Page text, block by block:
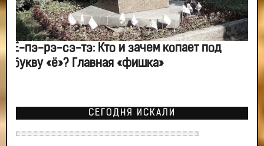
Ё-пэ-рэ-сэ-тэ: Кто и зачем копает под
букву «ё»? Главная «фишка»
СЕГОДНЯ ИСКАЛИ